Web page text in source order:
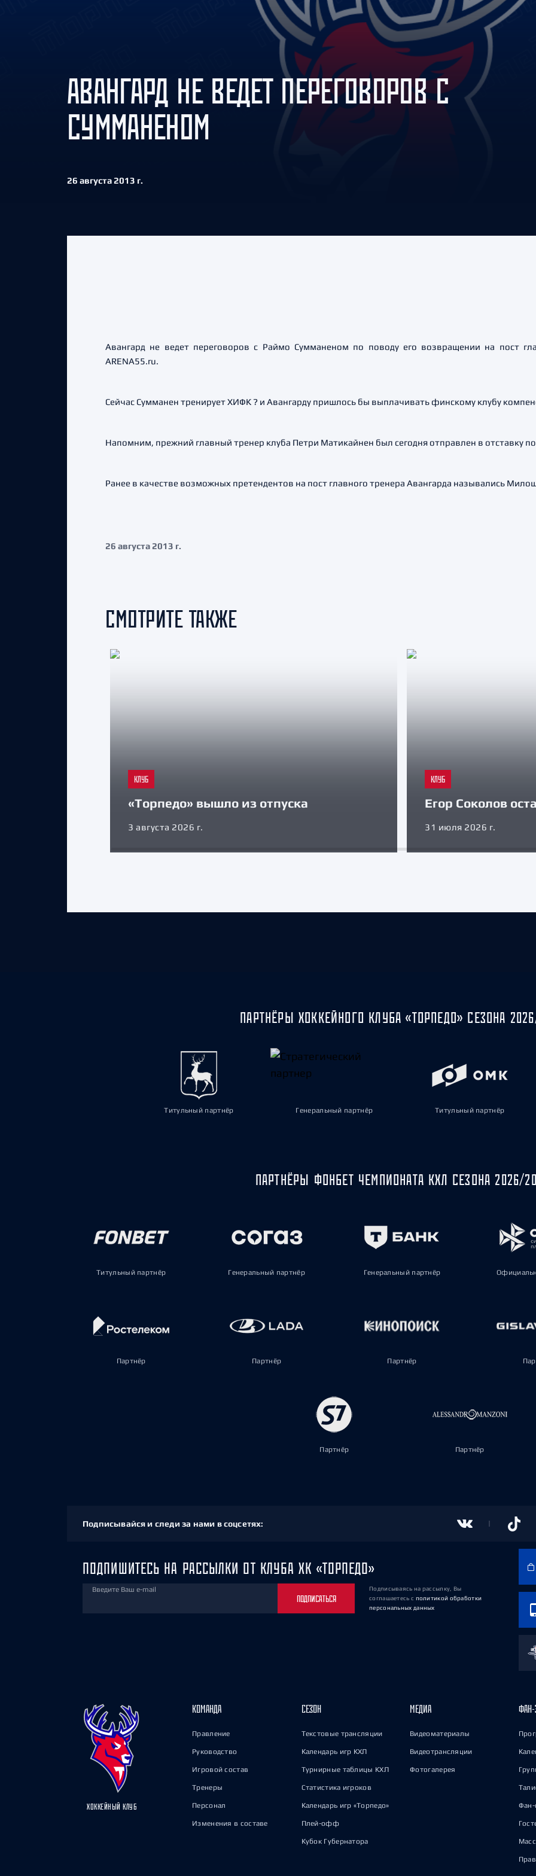
Амур
Барыс
Салават Юлаев
Сибирь
АВАНГАРД НЕ ВЕДЕТ ПЕРЕГОВОРОВ С
СУММАНЕНОМ
26 августа 2013 г.
Авангард не ведет переговоров с Раймо Сумманеном по поводу его возвращении на пост
ARENA55.ru.
Сейчас Сумманен тренирует ХИФК ? и Авангарду пришлось бы выплачивать финскому клубу
Напомним, прежний главный тренер клуба Петри Матикайнен был сегодня отправлен в отставку
Ранее в качестве возможных претендентов на пост главного тренера Авангарда назывались
26 августа 2013 г.
СМОТРИТЕ ТАКЖЕ
КЛУБ
«Торпедо» вышло из отпуска
3 августа 2026 г.
КЛУБ
Егор Соколов
31 июля 2026 г.
ПАРТНЁРЫ ХОККЕЙНОГО КЛУБА «ТОРПЕДО» СЕЗОНА
Титульный партнёр Генеральный партнёр Титульный партнёр
ПАРТНЁРЫ ФОНБЕТ ЧЕМПИОНАТА КХЛ СЕЗОНА 2026/
Титульный партнёр Генеральный партнёр Генеральный партнёр
Партнёр Партнёр Партнёр
Партнёр Партнёр
Подписывайся и следи за нами в соцсетях:
ПОДПИШИТЕСЬ НА РАССЫЛКИ ОТ КЛУБА ХК «ТОРПЕДО»
Введите Ваш e-mail
ПОДПИСАТЬСЯ
Подписываясь на рассылку, Вы
соглашаетесь с политикой обработки
персональных данных
ХОККЕЙНЫЙ КЛУБ
КОМАНДА
Правление
Руководство
Игровой состав
Тренеры
Персонал
Изменения в составе
СЕЗОН
Текстовые трансляции
Календарь игр КХЛ
Турнирные таблицы КХЛ
Статистика игроков
Календарь игр «Торпедо»
Плей-офф
Кубок Губернатора
МЕДИА
Видеоматериалы
Видеотрансляции
Фотогалерея
ФАН-
Фан-